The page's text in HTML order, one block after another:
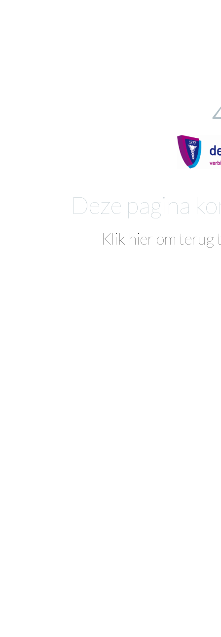
Deze pagina
Klik hier om terug